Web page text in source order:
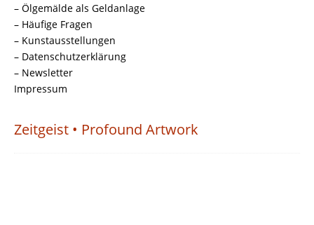
– Ölgemälde als Geldanlage
– Häufige Fragen
– Kunstausstellungen
– Datenschutzerklärung
– Newsletter
Impressum
Zeitgeist • Profound Artwork